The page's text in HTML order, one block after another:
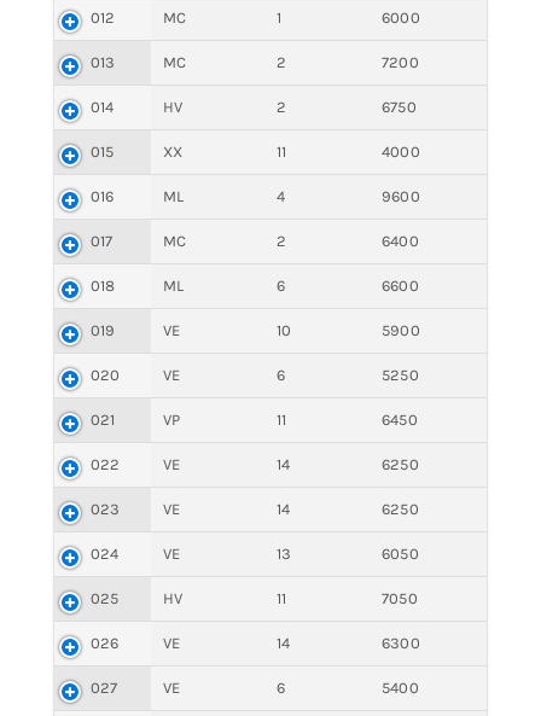
012 MC 1 6000
013 MC 2 7200
014 HV 2 6750
015 XX 11 4000
016 ML 4 9600
017 MC 2 6400
018 ML 6 6600
019 VE 10 5900
020 VE 6 5250
021 VP 11 6450
022 VE 14 6250
023 VE 14 6250
024 VE 13 6050
025 HV 11 7050
026 VE 14 6300
027 VE 6 5400